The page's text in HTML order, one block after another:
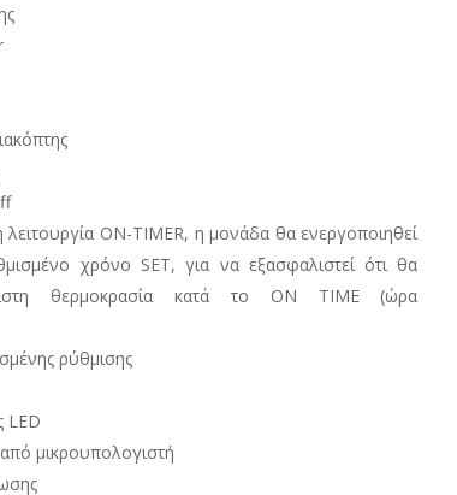
ON-TIMER, η μονάδα θα ενεργοποιηθεί
χρόνο SET, για να εξασφαλιστεί ότι θα
θερμοκρασία κατά το ON TIME (ώρα
ρύθμισης
LED
μικρουπολογιστή